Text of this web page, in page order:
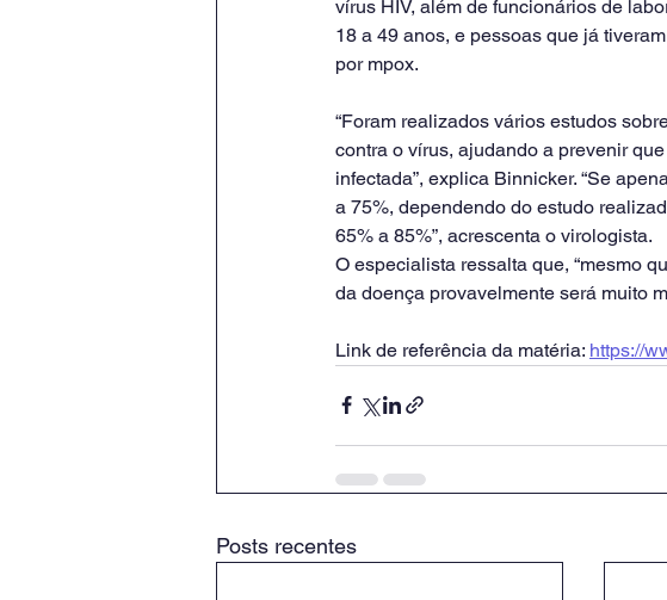
vírus HIV, além de funcionários de
18 a 49 anos, e pessoas que já
por mpox.
“Foram realizados vários estudos
contra o vírus, ajudando a prevenir
infectada”, explica Binnicker. “Se
a 75%, dependendo do estudo
65% a 85%”, acrescenta o virologista.
O especialista ressalta que, “mesmo
da doença provavelmente será muito
Link de referência da matéria: https://
Posts recentes